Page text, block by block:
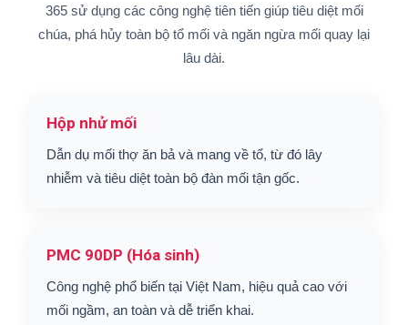
365 sử dụng các công nghệ tiên tiến giúp tiêu diệt mối
chúa, phá hủy toàn bộ tổ mối và ngăn ngừa mối quay lại
lâu dài.
Hộp nhử mối
Dẫn dụ mối thợ ăn bả và mang về tổ, từ đó lây
nhiễm và tiêu diệt toàn bộ đàn mối tận gốc.
PMC 90DP (Hóa sinh)
Công nghệ phổ biến tại Việt Nam, hiệu quả cao với
mối ngầm, an toàn và dễ triển khai.